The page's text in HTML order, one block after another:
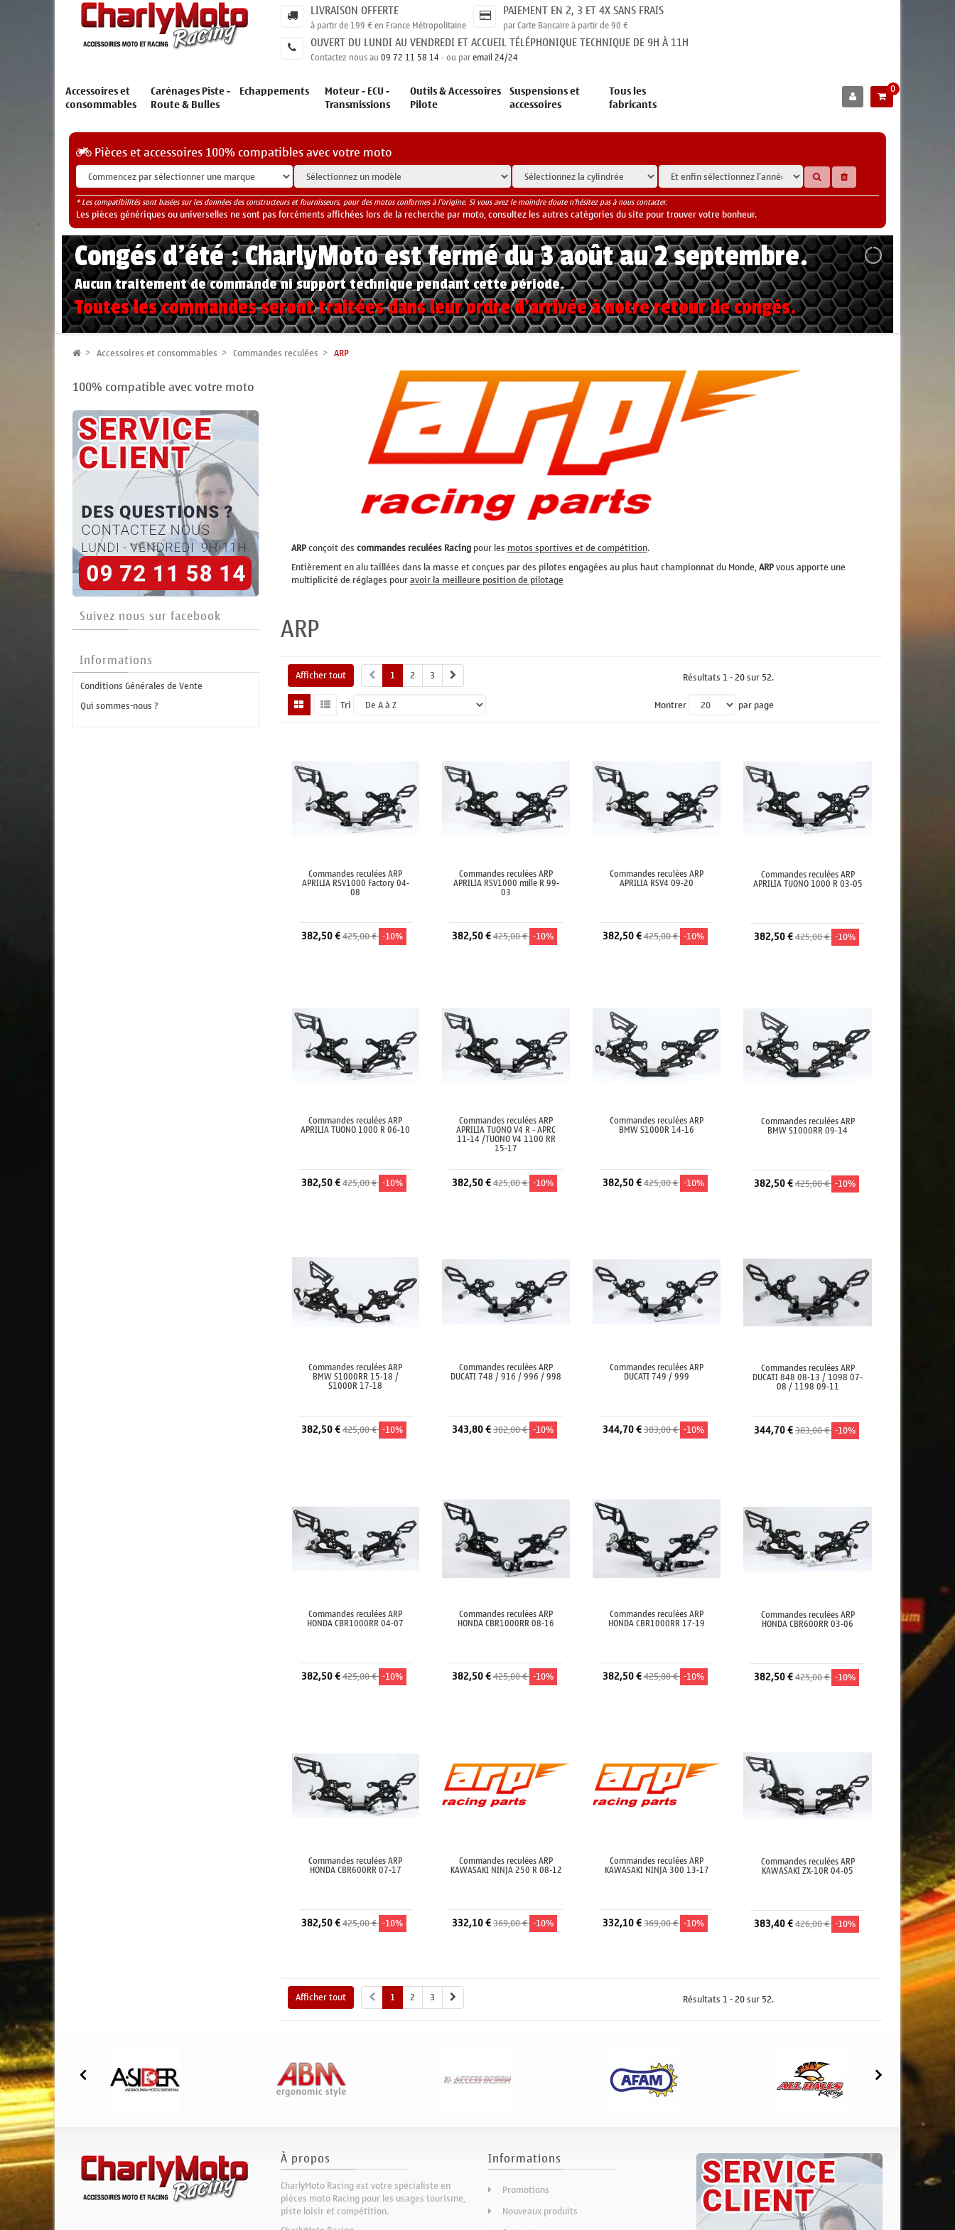
LIVRAISON OFFERTE
à partir de 199 € en France Métropolitaine
PAIEMENT EN 2, 3 ET 4X SANS FRAIS
par Carte Bancaire à partir de 90 €
OUVERT DU LUNDI AU VENDREDI ET ACCUEIL TÉLÉPHONIQUE TECHNIQUE DE 9H À 11H
Contactez nous au09 72 11 58 14- ou paremail 24/24
Accessoires et
consommables
Carénages Piste -
Route & Bulles
Echappements Moteur - ECU -
Transmissions
Outils & Accessoires
Pilote
Suspensions et
accessoires
Tous les
fabricants
0
Pièces et accessoires 100% compatibles avec votre moto
* Les compatibilités sont basées sur les données des constructeurs et fournisseurs, pour des motos conformes à l'origine. Si vous avez le moindre doute n'hésitez pas à nous contacter.
Les pièces génériques ou universelles ne sont pas forcéments affichées lors de la recherche par moto, consultez les autres catégories du site pour trouver votre bonheur.
Congés d'été : CharlyMoto est fermé du 3 août au 2 septembre.
Aucun traitement de commande ni support technique pendant cette période.
Toutes les commandes seront traitées dans leur ordre d'arrivée à notre retour de congés.
Accessoires et consommables Commandes reculées ARP
100% compatible avec votre moto
Suivez nous sur facebook
Informations
Conditions Générales de Vente
Qui sommes-nous ?
ARPconçoit descommandes reculées Racingpour lesmotos sportives et de compétition.
Entièrement en alu taillées dans la masse et conçues par des pilotes engagées au plus haut championnat du Monde,ARPvous apporte une
multiplicité de réglages pouravoir la meilleure position de pilotage
ARP
Afficher tout 1 2 3
Résultats 1 - 20 sur 52.
Tri
Montrer par page
Commandes reculées ARP
APRILIA RSV1000 Factory 04-
08
382,50 €425,00 € -10%
Commandes reculées ARP
APRILIA RSV1000 mille R 99-
03
382,50 €425,00 € -10%
Commandes reculées ARP
APRILIA RSV4 09-20
382,50 €425,00 € -10%
Commandes reculées ARP
APRILIA TUONO 1000 R 03-05
382,50 €425,00 € -10%
Commandes reculées ARP
APRILIA TUONO 1000 R 06-10
382,50 €425,00 € -10%
Commandes reculées ARP
APRILIA TUONO V4 R - APRC
11-14 /TUONO V4 1100 RR
15-17
382,50 €425,00 € -10%
Commandes reculées ARP
BMW S1000R 14-16
382,50 €425,00 € -10%
Commandes reculées ARP
BMW S1000RR 09-14
382,50 €425,00 € -10%
Commandes reculées ARP
BMW S1000RR 15-18 /
S1000R 17-18
382,50 €425,00 € -10%
Commandes reculées ARP
DUCATI 748 / 916 / 996 / 998
343,80 €382,00 € -10%
Commandes reculées ARP
DUCATI 749 / 999
344,70 €383,00 € -10%
Commandes reculées ARP
DUCATI 848 08-13 / 1098 07-
08 / 1198 09-11
344,70 €383,00 € -10%
Commandes reculées ARP
HONDA CBR1000RR 04-07
382,50 €425,00 € -10%
Commandes reculées ARP
HONDA CBR1000RR 08-16
382,50 €425,00 € -10%
Commandes reculées ARP
HONDA CBR1000RR 17-19
382,50 €425,00 € -10%
Commandes reculées ARP
HONDA CBR600RR 03-06
382,50 €425,00 € -10%
Commandes reculées ARP
HONDA CBR600RR 07-17
382,50 €425,00 € -10%
Commandes reculées ARP
KAWASAKI NINJA 250 R 08-12
332,10 €369,00 € -10%
Commandes reculées ARP
KAWASAKI NINJA 300 13-17
332,10 €369,00 € -10%
Commandes reculées ARP
KAWASAKI ZX-10R 04-05
383,40 €426,00 € -10%
Afficher tout 1 2 3 Résultats 1 - 20 sur 52.
À propos
CharlyMoto Racing est votre spécialiste en
pièces moto Racing pour les usages tourisme,
piste loisir et compétition.
Informations
Promotions
Nouveaux produits